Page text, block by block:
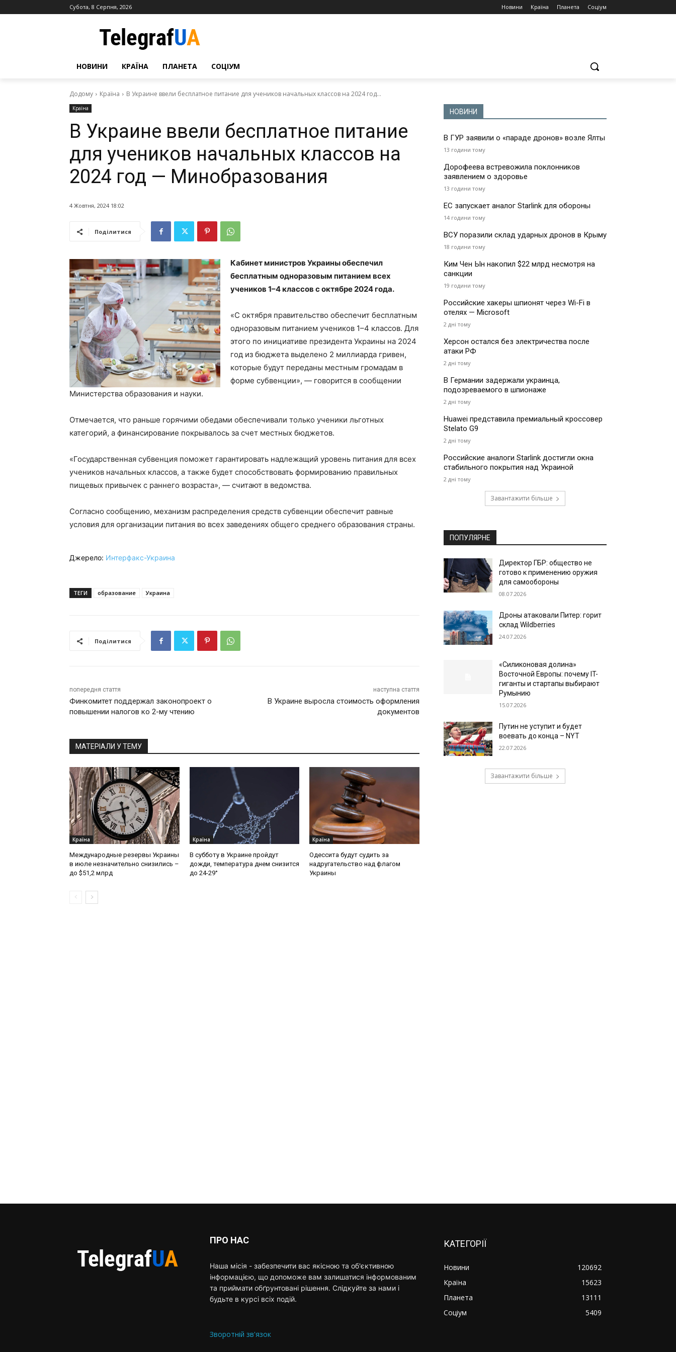
Субота, 8 Серпня, 2026 Новини Країна Планета Соціум
НОВИНИ КРАЇНА ПЛАНЕТА СОЦІУМ
Додому Країна В Украине ввели бесплатное питание для учеников начальных классов на 2024 год...
Країна
В Украине ввели бесплатное питание
для учеников начальных классов на
2024 год — Минобразования
4 Жовтня, 2024 18:02
Поділитися
Кабинет министров Украины обеспечил
бесплатным одноразовым питанием всех
учеников 1–4 классов с октябре 2024 года.
«С октября правительство обеспечит бесплатным
одноразовым питанием учеников 1–4 классов. Для
этого по инициативе президента Украины на 2024
год из бюджета выделено 2 миллиарда гривен,
которые будут переданы местным громадам в
форме субвенции», — говорится в сообщении
Министерства образования и науки.
Отмечается, что раньше горячими обедами обеспечивали только ученики льготных
категорий, а финансирование покрывалось за счет местных бюджетов.
«Государственная субвенция поможет гарантировать надлежащий уровень питания для всех
учеников начальных классов, а также будет способствовать формированию правильных
пищевых привычек с раннего возраста», — считают в ведомства.
Согласно сообщению, механизм распределения средств субвенции обеспечит равные
условия для организации питания во всех заведениях общего среднего образования страны.
Джерело: Интерфакс-Украина
ТЕГИ образование Украина
Поділитися
попередня стаття
Финкомитет поддержал законопроект о
повышении налогов ко 2-му чтению
наступна стаття
В Украине выросла стоимость оформления
документов
МАТЕРІАЛИ У ТЕМУ
Країна
Международные резервы Украины
в июле незначительно снизились –
до $51,2 млрд
Країна
В субботу в Украине пройдут
дожди, температура днем снизится
до 24-29°
Країна
Одессита будут судить за
надругательство над флагом
Украины
НОВИНИ
В ГУР заявили о «параде дронов» возле Ялты
13 години тому
Дорофеева встревожила поклонников
заявлением о здоровье
13 години тому
ЕС запускает аналог Starlink для обороны
14 години тому
ВСУ поразили склад ударных дронов в Крыму
18 години тому
Ким Чен Ын накопил $22 млрд несмотря на
санкции
19 години тому
Российские хакеры шпионят через Wi-Fi в
отелях — Microsoft
2 дні тому
Херсон остался без электричества после
атаки РФ
2 дні тому
В Германии задержали украинца,
подозреваемого в шпионаже
2 дні тому
Huawei представила премиальный кроссовер
Stelato G9
2 дні тому
Российские аналоги Starlink достигли окна
стабильного покрытия над Украиной
2 дні тому
Завантажити більше
ПОПУЛЯРНЕ
Директор ГБР: общество не
готово к применению оружия
для самообороны
08.07.2026
Дроны атаковали Питер: горит
склад Wildberries
24.07.2026
«Силиконовая долина»
Восточной Европы: почему IT-
гиганты и стартапы выбирают
Румынию
15.07.2026
Путин не уступит и будет
воевать до конца – NYT
22.07.2026
Завантажити більше
ПРО НАС
Наша місія - забезпечити вас якісною та об'єктивною
інформацією, що допоможе вам залишатися інформованим
та приймати обґрунтовані рішення. Слідкуйте за нами і
будьте в курсі всіх подій.
Зворотній зв'язок
КАТЕГОРІЇ
Новини
120692
Країна
15623
Планета
13111
Соціум
5409